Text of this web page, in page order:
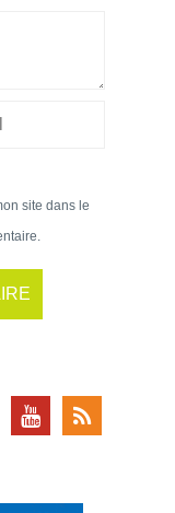
site dans le